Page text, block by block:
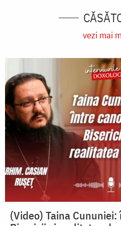
vezi mai
(Video) Taina